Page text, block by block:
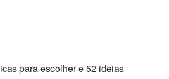
para escolher e 52 ideias